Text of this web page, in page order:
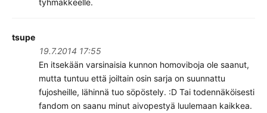
tsupe
19.7.2014 17:55
En itsekään varsinaisia kunnon homoviboja ole saanut,
mutta tuntuu että joiltain osin sarja on suunnattu
fujosheille, lähinnä tuo söpöstely. :D Tai todennäköisesti
fandom on saanu minut aivopestyä luulemaan kaikkea.